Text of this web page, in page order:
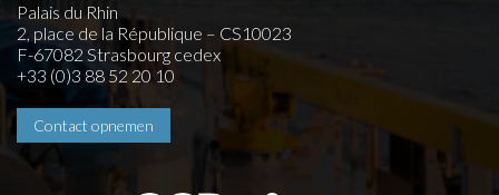
Palais du Rhin
2, place de la République – CS10023
F-67082 Strasbourg cedex
+33 (0)3 88 52 20 10
Contact opnemen